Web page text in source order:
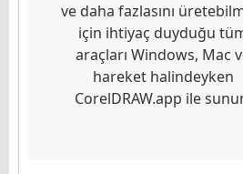
ve daha fazlasını
için ihtiyaç duyduğu
araçları Windows, Mac
hareket halindeyken
CorelDRAW.app ile